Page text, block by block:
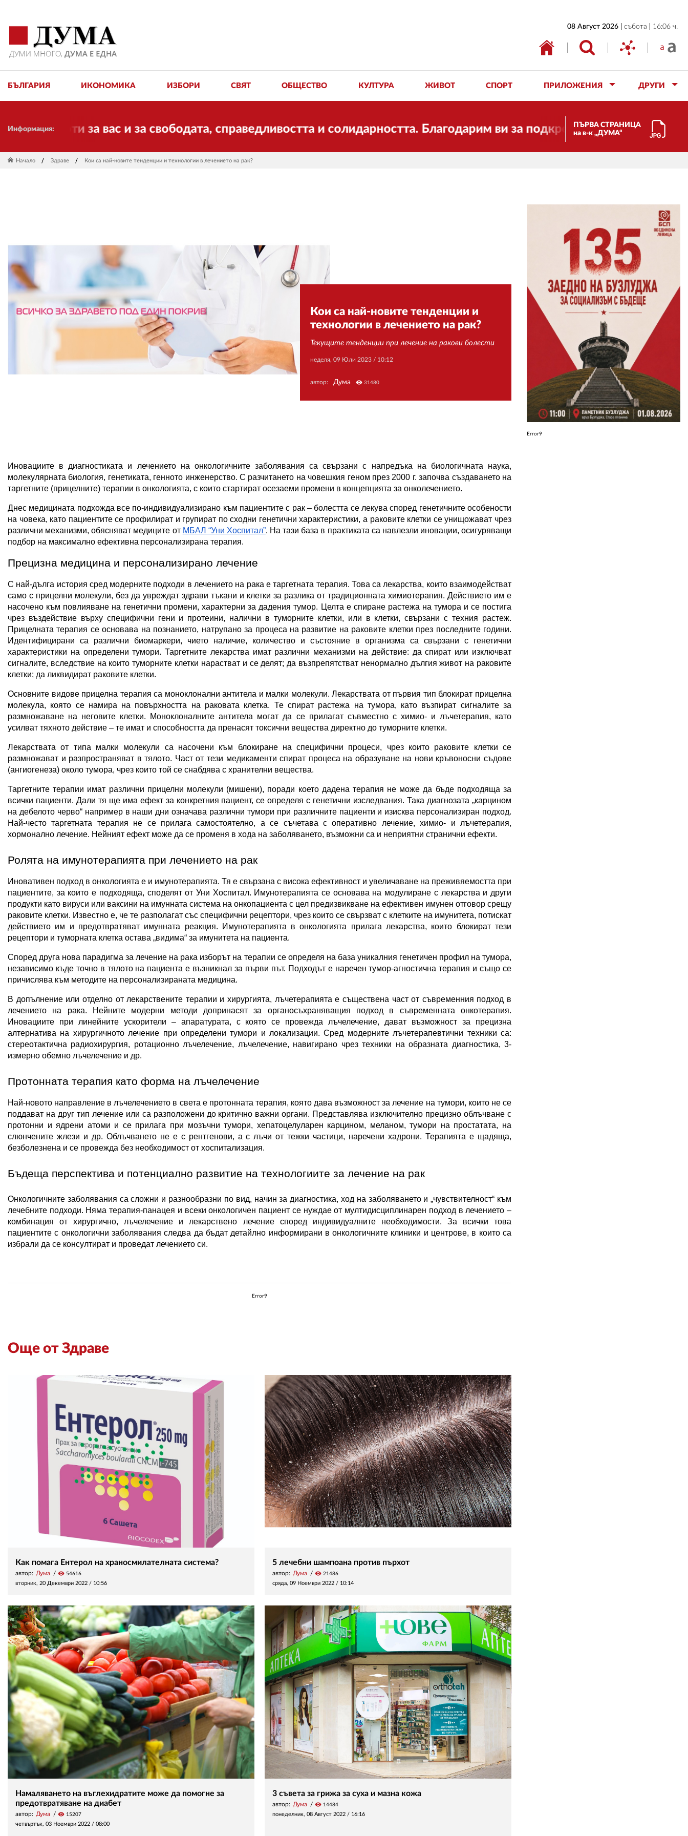
08 Август 2026 събота 16:06 ч.
БЪЛГАРИЯ ИКОНОМИКА ИЗБОРИ СВЯТ ОБЩЕСТВО КУЛТУРА ЖИВОТ СПОРТ ПРИЛОЖЕНИЯ ДРУГИ
Информация:
за вас и за свободата, справедливостта и солидарността. Благодарим ви за подкрепата! Скъпи
ПЪРВА СТРАНИЦА
на в-к „ДУМА“
Начало Здраве Кои са най-новите тенденции и технологии в лечението на рак?
Кои са най-новите тенденции и
технологии в лечението на рак?
Текущите тенденции при лечение на ракови болести
неделя, 09 Юли 2023 / 10:12
автор: Дума visibility31480
Иновациите в диагностиката и лечението на онкологичните заболявания са свързани с напредъка на биологичната наука,
молекулярната биология, генетиката, генното инженерство. С разчитането на човешкия геном през 2000 г. започва създаването на
таргетните (прицелните) терапии в онкологията, с които стартират осезаеми промени в концепцията за онколечението.
Днес медицината подхожда все по-индивидуализирано към пациентите с рак – болестта се лекува според генетичните особености
на човека, като пациентите се профилират и групират по сходни генетични характеристики, а раковите клетки се унищожават чрез
различни механизми, обясняват медиците от МБАЛ “Уни Хоспитал”. На тази база в практиката са навлезли иновации, осигуряващи
подбор на максимално ефективна персонализирана терапия.
Прецизна медицина и персонализирано лечение
С най-дълга история сред модерните подходи в лечението на рака е таргетната терапия. Това са лекарства, които взаимодействат
само с прицелни молекули, без да увреждат здрави тъкани и клетки за разлика от традиционната химиотерапия. Действието им е
насочено към повлияване на генетични промени, характерни за дадения тумор. Целта е спиране растежа на тумора и се постига
чрез въздействие върху специфични гени и протеини, налични в туморните клетки, или в клетки, свързани с техния растеж.
Прицелната терапия се основава на познанието, натрупано за процеса на развитие на раковите клетки през последните години.
Идентифицирани са различни биомаркери, чието наличие, количество и състояние в организма са свързани с генетични
характеристики на определени тумори. Таргетните лекарства имат различни механизми на действие: да спират или изключват
сигналите, вследствие на които туморните клетки нарастват и се делят; да възпрепятстват ненормално дългия живот на раковите
клетки; да ликвидират раковите клетки.
Основните видове прицелна терапия са моноклонални антитела и малки молекули. Лекарствата от първия тип блокират прицелна
молекула, която се намира на повърхността на раковата клетка. Те спират растежа на тумора, като възпират сигналите за
размножаване на неговите клетки. Моноклоналните антитела могат да се прилагат съвместно с химио- и лъчетерапия, като
усилват тяхното действие – те имат и способността да пренасят токсични вещества директно до туморните клетки.
Лекарствата от типа малки молекули са насочени към блокиране на специфични процеси, чрез които раковите клетки се
размножават и разпространяват в тялото. Част от тези медикаменти спират процеса на образуване на нови кръвоносни съдове
(ангиогенеза) около тумора, чрез които той се снабдява с хранителни вещества.
Таргетните терапии имат различни прицелни молекули (мишени), поради което дадена терапия не може да бъде подходяща за
всички пациенти. Дали тя ще има ефект за конкретния пациент, се определя с генетични изследвания. Така диагнозата „карцином
на дебелото черво“ например в наши дни означава различни тумори при различните пациенти и изисква персонализиран подход.
Най-често таргетната терапия не се прилага самостоятелно, а се съчетава с оперативно лечение, химио- и лъчетерапия,
хормонално лечение. Нейният ефект може да се променя в хода на заболяването, възможни са и неприятни странични ефекти.
Ролята на имунотерапията при лечението на рак
Иновативен подход в онкологията е и имунотерапията. Тя е свързана с висока ефективност и увеличаване на преживяемостта при
пациентите, за които е подходяща, споделят от Уни Хоспитал. Имунотерапията се основава на модулиране с лекарства и други
продукти като вируси или ваксини на имунната система на онкопациента с цел предизвикване на ефективен имунен отговор срещу
раковите клетки. Известно е, че те разполагат със специфични рецептори, чрез които се свързват с клетките на имунитета, потискат
действието им и предотвратяват имунната реакция. Имунотерапията в онкологията прилага лекарства, които блокират тези
рецептори и туморната клетка остава „видима“ за имунитета на пациента.
Според друга нова парадигма за лечение на рака изборът на терапии се определя на база уникалния генетичен профил на тумора,
независимо къде точно в тялото на пациента е възникнал за първи път. Подходът е наречен тумор-агностична терапия и също се
причислява към методите на персонализираната медицина.
В допълнение или отделно от лекарствените терапии и хирургията, лъчетерапията е съществена част от съвременния подход в
лечението на рака. Нейните модерни методи допринасят за органосъхраняващия подход в съвременната онкотерапия.
Иновациите при линейните ускорители – апаратурата, с която се провежда лъчелечение, дават възможност за прецизна
алтернатива на хирургичното лечение при определени тумори и локализации. Сред модерните лъчетерапевтични техники са:
стереотактична радиохирургия, ротационно лъчелечение, лъчелечение, навигирано чрез техники на образната диагностика, 3-
измерно обемно лъчелечение и др.
Протонната терапия като форма на лъчелечение
Най-новото направление в лъчелечението в света е протонната терапия, която дава възможност за лечение на тумори, които не се
поддават на друг тип лечение или са разположени до критично важни органи. Представлява изключително прецизно облъчване с
протонни и ядрени атоми и се прилага при мозъчни тумори, хепатоцелуларен карцином, меланом, тумори на простатата, на
слюнчените жлези и др. Облъчването не е с рентгенови, а с лъчи от тежки частици, наречени хадрони. Терапията е щадяща,
безболезнена и се провежда без необходимост от хоспитализация.
Бъдеща перспектива и потенциално развитие на технологиите за лечение на рак
Онкологичните заболявания са сложни и разнообразни по вид, начин за диагностика, ход на заболяването и „чувствителност“ към
лечебните подходи. Няма терапия-панацея и всеки онкологичен пациент се нуждае от мултидисциплинарен подход в лечението –
комбинация от хирургично, лъчелечение и лекарствено лечение според индивидуалните необходимости. За всички това
пациентите с онкологични заболявания следва да бъдат детайлно информирани в онкологичните клиники и центрове, в които са
избрали да се консултират и проведат лечението си.
Error9
Още от Здраве
Как помага Ентерол на храносмилателната система?
автор: Дума visibility 54616
вторник, 20 Декември 2022 / 10:56
5 лечебни шампоана против пърхот
автор: Дума visibility 21486
сряда, 09 Ноември 2022 / 10:14
Намаляването на въглехидратите може да помогне за
предотвратяване на диабет
автор: Дума visibility 15207
четвъртък, 03 Ноември 2022 / 08:00
3 съвета за грижа за суха и мазна кожа
автор: Дума visibility 14484
понеделник, 08 Август 2022 / 16:16
Error9
ИКОНОМИКА
ОБЩЕСТВО
АВТОРИ
РЕДАКЦИЯ
РЕКЛАМА
АБОНАМЕНТ
УСЛОВИЯ ЗА ПОЛЗВАНЕ
ПОЛИТИКА ЗА БИСКВИТКИТЕ
ПОЛИТИКАТА ЗА